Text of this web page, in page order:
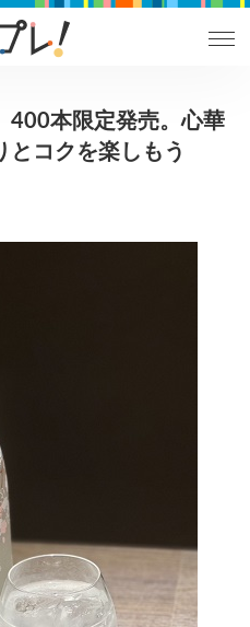
400本限定発売。心華
とコクを楽しもう